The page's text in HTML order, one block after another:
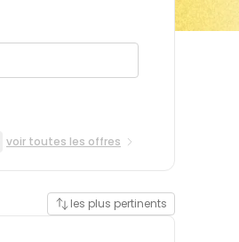
voir toutes les offres
les plus pertinents